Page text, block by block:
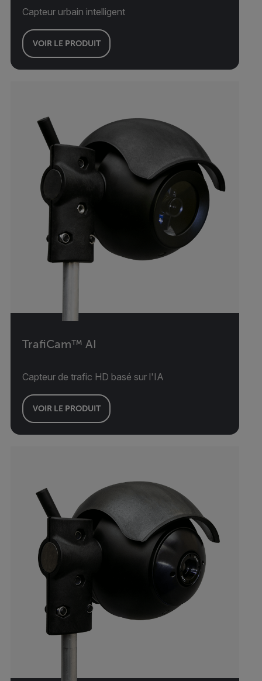
Capteur urbain intelligent
VOIR LE PRODUIT
TrafiCam™ AI
Capteur de trafic HD basé sur l'IA
VOIR LE PRODUIT